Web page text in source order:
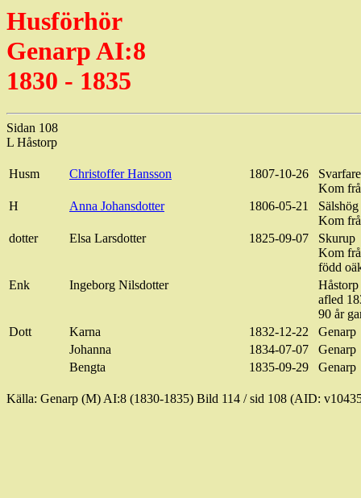
Husförhör
Genarp AI:8
1830 - 1835
Sidan 108
L Håstorp
Husm Christoffer Hansson 1807-10-26
Kom
H
Anna Johansdotter 1806-05-21
Sälshög
Kom
dotter
Elsa Larsdotter 1825-09-07
Skurup
Kom
född
Enk
Ingeborg Nilsdotter
Håstorp
afled
90 år
Dott
Karna 1832-12-22
Genarp
Johanna
1834-07-07
Genarp
Bengta
1835-09-29 Genarp
Källa: Genarp (M) AI:8 (1830-1835) Bild 114 / sid 108 (AID: